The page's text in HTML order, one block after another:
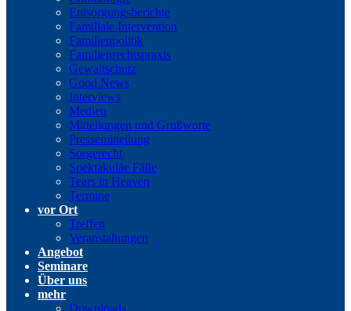
Entsorgungsberichte
Familiale Intervention
Familienpolitik
Familienrechtspraxis
Gewaltschutz
Good News
Interviews
Medien
Mitteilungen und Grußworte
Pressemitteilung
Sorgerecht
Spektakuläe Fälle
Tears in Heaven
Termine
vor Ort
Treffen
Veranstaltungen
Angebot
Seminare
Über uns
mehr
Downloads